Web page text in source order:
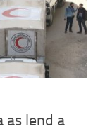
as lend a